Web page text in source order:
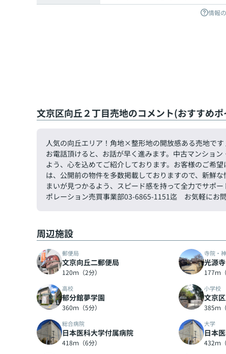
情報
文京区向丘２丁目売地のコメント(おすすめ
人気の向丘エリア！角地×整形地の開放感ある売地で
お電話頂けると、お話が早く進みます。中古マンショ
よう、心を込めてご紹介しております。お客様のご希
は、公開前の物件を多数掲載しておりますので、新鮮
まいが見つかるよう、スピード感を持って全力でサポ
ポレーション売買事業部03-6865-1151迄 お気軽にお問
周辺施設
郵便局
文京向丘二郵便局
120ｍ（2分）
寺院・
光源寺
177ｍ
高校
郁分館夢学園
360ｍ（5分）
小学校
文京
385ｍ
総合病院
日本医科大学付属病院
418ｍ（6分）
大学
日本
432ｍ